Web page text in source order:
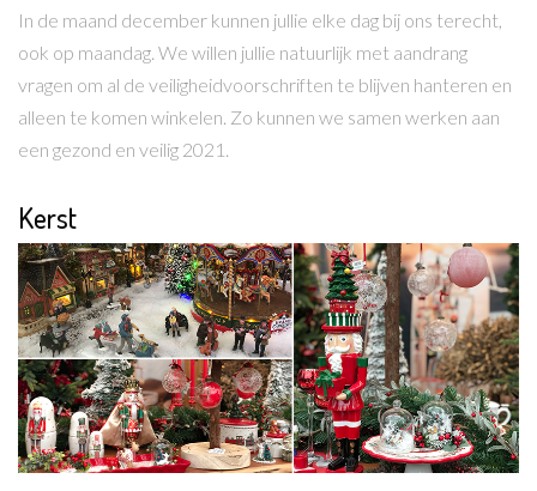
In de maand december kunnen jullie elke dag bij ons terecht,
ook op maandag. We willen jullie natuurlijk met aandrang
vragen om al de veiligheidvoorschriften te blijven hanteren en
alleen te komen winkelen. Zo kunnen we samen werken aan
een gezond en veilig 2021.
Kerst
Lees meer